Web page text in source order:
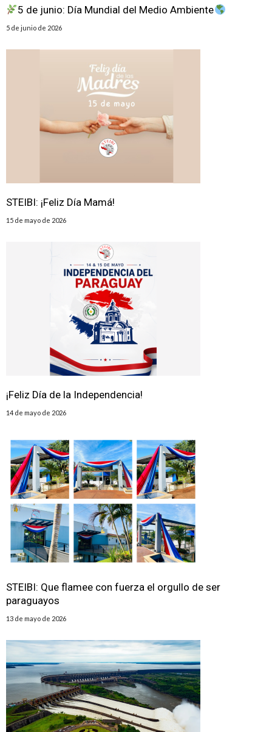
5 de junio: Día Mundial del Medio Ambiente
5 de junio de 2026
STEIBI: ¡Feliz Día Mamá!
15 de mayo de 2026
¡Feliz Día de la Independencia!
14 de mayo de 2026
STEIBI: Que flamee con fuerza el orgullo de ser
paraguayos
13 de mayo de 2026